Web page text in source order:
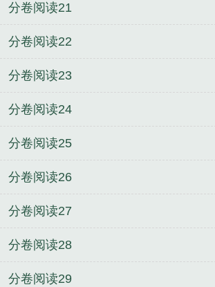
分卷阅读21
分卷阅读22
分卷阅读23
分卷阅读24
分卷阅读25
分卷阅读26
分卷阅读27
分卷阅读28
分卷阅读29